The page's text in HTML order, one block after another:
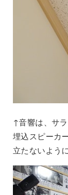
↑音響は、サ
埋込スピーカ
立たないよう